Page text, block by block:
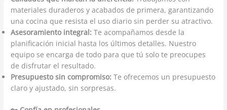
materiales duraderos y acabados de primera, garantizando
una cocina que resista el uso diario sin perder su atractivo.
Asesoramiento integral: Te acompañamos desde la
planificación inicial hasta los últimos detalles. Nuestro
equipo se encarga de todo para que tú solo te preocupes
de disfrutar el resultado.
Presupuesto sin compromiso: Te ofrecemos un presupuesto
claro y ajustado, sin sorpresas.